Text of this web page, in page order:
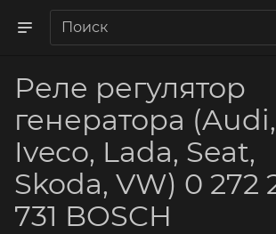
Реле регулятор
генератора
Iveco, Lada, Seat,
Skoda, VW) 0 272
731 BOSCH